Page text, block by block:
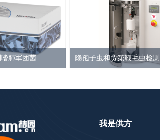
肺军团菌
我是供方